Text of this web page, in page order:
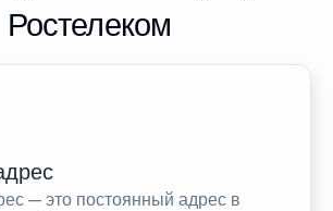
Ростелеком
— это постоянный адрес в